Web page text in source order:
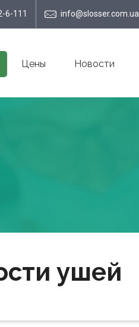
6-111 info@slosser.com.ua
Цены Новости
ушей